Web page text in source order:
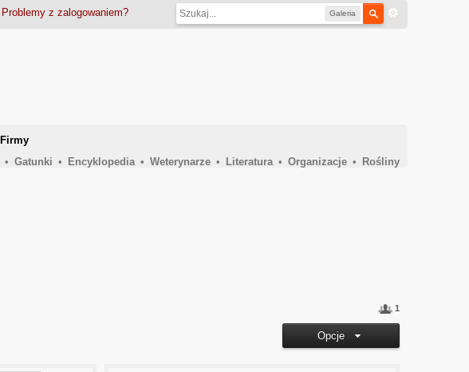
Galeria
Problemy z zalogowaniem?
Firmy
• Gatunki • Encyklopedia • Weterynarze • Literatura • Organizacje •
Rośliny
1
Opcje